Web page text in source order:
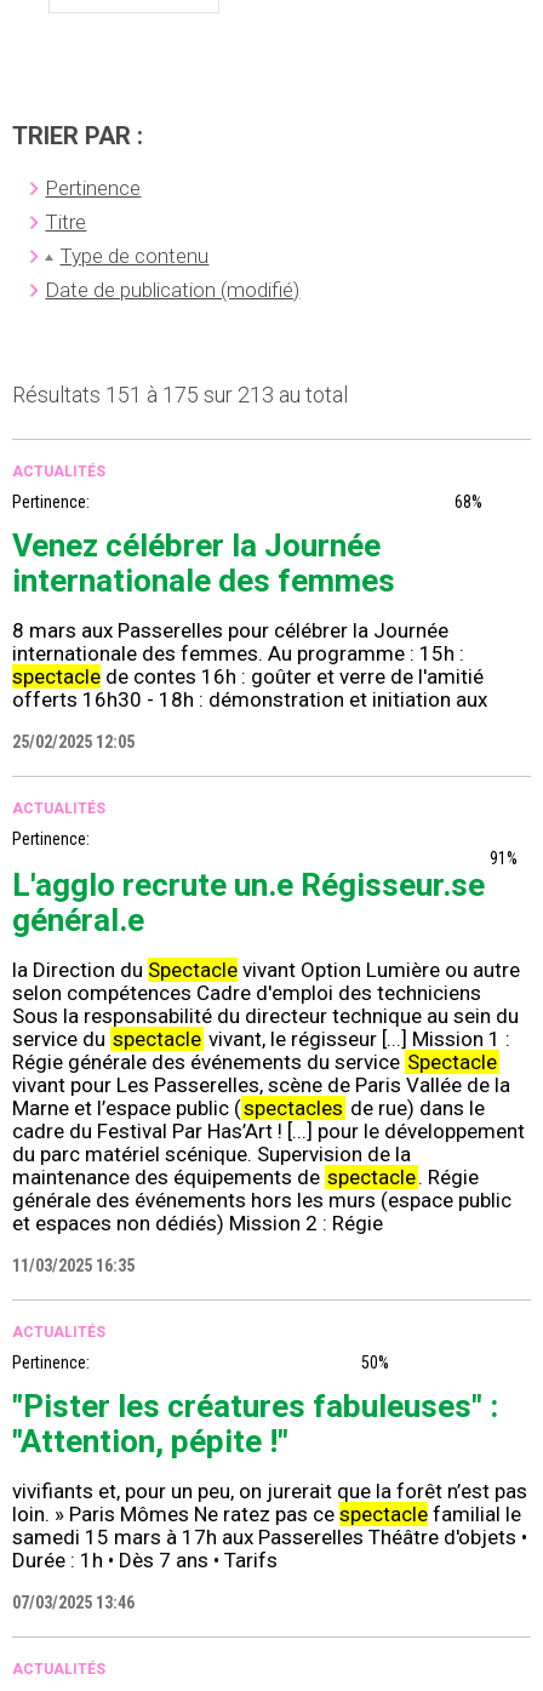
TRIER PAR :
Pertinence
Titre
Type de contenu
Date de publication (modifié)
Résultats 151 à 175 sur 213 au total
ACTUALITÉS
Pertinence: 68%
Venez célébrer la Journée
internationale des femmes
8 mars aux Passerelles pour célébrer la Journée
internationale des femmes. Au programme : 15h :
spectacle de contes 16h : goûter et verre de l'amitié
offerts 16h30 - 18h : démonstration et initiation aux
25/02/2025 12:05
ACTUALITÉS
Pertinence:
91%
L'agglo recrute un.e Régisseur.se
général.e
la Direction du Spectacle vivant Option Lumière ou autre
selon compétences Cadre d'emploi des techniciens
Sous la responsabilité du directeur technique au sein du
service du spectacle vivant, le régisseur [...] Mission 1 :
Régie générale des événements du service Spectacle
vivant pour Les Passerelles, scène de Paris Vallée de la
Marne et l’espace public (spectacles de rue) dans le
cadre du Festival Par Has’Art ! [...] pour le développement
du parc matériel scénique. Supervision de la
maintenance des équipements de spectacle. Régie
générale des événements hors les murs (espace public
et espaces non dédiés) Mission 2 : Régie
11/03/2025 16:35
ACTUALITÉS
Pertinence: 50%
"Pister les créatures fabuleuses" :
"Attention, pépite !"
vivifiants et, pour un peu, on jurerait que la forêt n’est pas
loin. » Paris Mômes Ne ratez pas ce spectacle familial le
samedi 15 mars à 17h aux Passerelles Théâtre d'objets •
Durée : 1h • Dès 7 ans • Tarifs
07/03/2025 13:46
ACTUALITÉS